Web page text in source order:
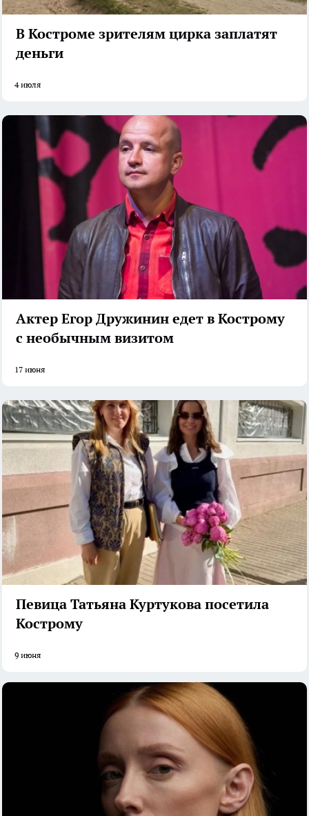
В Костроме зрителям цирка заплатят
деньги
4 июля
Актер Егор Дружинин едет в Кострому
с необычным визитом
17 июня
Певица Татьяна Куртукова посетила
Кострому
9 июня